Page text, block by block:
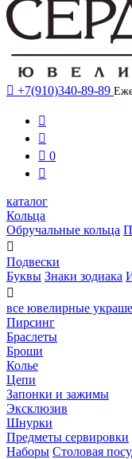
 +7(910)340-89-89


 0

каталог
Кольца
Обручальные кольца

Подвески
Буквы Знаки зодиака

все ювелирные
Пирсинг
Браслеты
Броши
Колье
Цепи
Запонки и зажимы
Эксклюзив
Шнурки
Предметы сервировки
Наборы Столовая